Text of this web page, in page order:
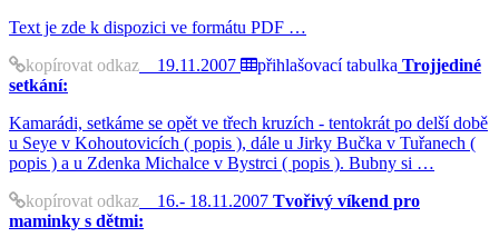
Text je zde k dispozici ve formátu PDF …
kopírovat odkaz 19.11.2007 přihlašovací tabulka Trojjediné
setkání:
Kamarádi, setkáme se opět ve třech kruzích - tentokrát po delší době
u Seye v Kohoutovicích ( popis ), dále u Jirky Bučka v Tuřanech (
popis ) a u Zdenka Michalce v Bystrci ( popis ). Bubny si …
kopírovat odkaz 16.- 18.11.2007 Tvořivý víkend pro
maminky s dětmi: